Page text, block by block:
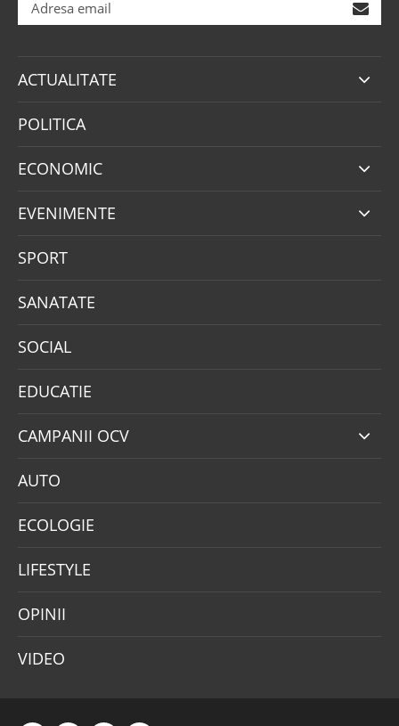
ACTUALITATE
POLITICA
ECONOMIC
EVENIMENTE
SPORT
SANATATE
SOCIAL
EDUCATIE
CAMPANII OCV
AUTO
ECOLOGIE
LIFESTYLE
OPINII
VIDEO